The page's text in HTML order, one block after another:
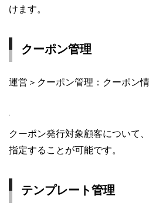
けます。
クーポン管理
運営＞クーポン管理：クーポン
クーポン発行対象顧客について
指定することが可能です。
テンプレート管理